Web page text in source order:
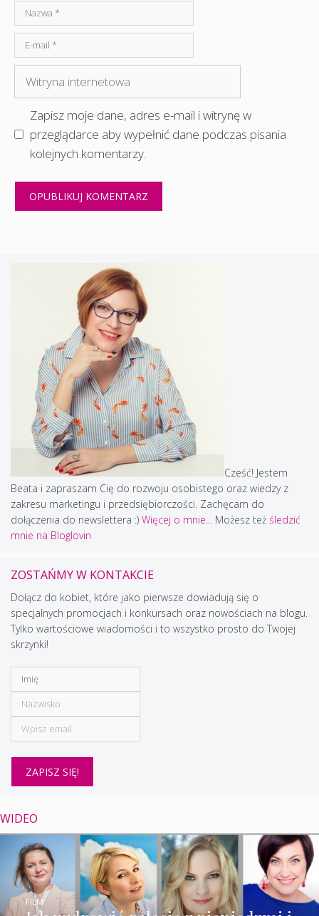
Nazwa
mail
internetowa
Zapisz moje dane, adres e-mail i witrynę w
przeglądarce aby wypełnić dane podczas pisania
kolejnych komentarzy.
Cześć! Jestem
Beata i zapraszam Cię do rozwoju osobistego oraz wiedzy z
zakresu marketingu i przedsiębiorczości. Zachęcam do
dołączenia do newslettera :) Więcej o mnie... Możesz też śledzić
mnie na Bloglovin
ZOSTAŃMY W KONTAKCIE
Dołącz do kobiet, które jako pierwsze dowiadują się o
specjalnych promocjach i konkursach oraz nowościach na blogu.
Tylko wartościowe wiadomości i to wszystko prosto do Twojej
skrzynki!
WIDEO
FILM